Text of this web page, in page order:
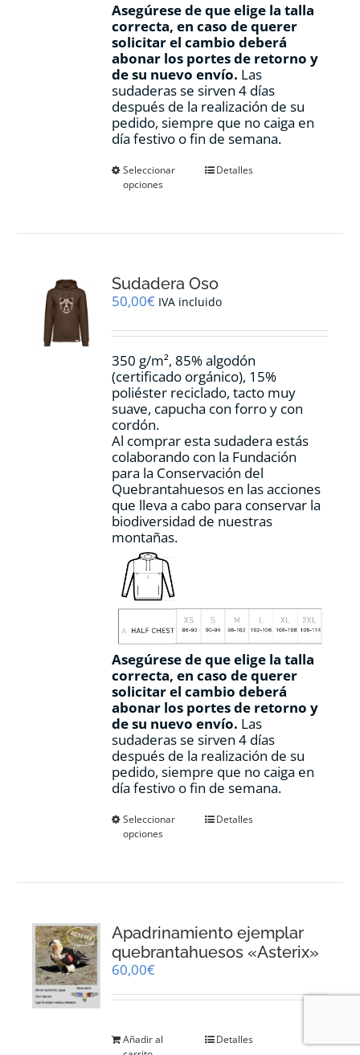
Asegúrese de que elige la talla
correcta, en caso de querer
solicitar el cambio deberá
abonar los portes de retorno y
de su nuevo envío. Las
sudaderas se sirven 4 días
después de la realización de su
pedido, siempre que no caiga en
día festivo o fin de semana.
Seleccionar
opciones
Este
se
pueden
en
página
de
producto
Detalles
Sudadera Oso
50,00€ IVA incluido
350 g/m², 85% algodón
(certificado orgánico), 15%
poliéster reciclado, tacto muy
suave, capucha con forro y con
cordón.
Al comprar esta sudadera estás
colaborando con la Fundación
para la Conservación del
Quebrantahuesos en las acciones
que lleva a cabo para conservar la
biodiversidad de nuestras
montañas.
Asegúrese de que elige la talla
correcta, en caso de querer
solicitar el cambio deberá
abonar los portes de retorno y
de su nuevo envío. Las
sudaderas se sirven 4 días
después de la realización de su
pedido, siempre que no caiga en
día festivo o fin de semana.
Seleccionar
opciones
Este
se
pueden
la
producto
Detalles
Apadrinamiento ejemplar
quebrantahuesos «Asterix»
60,00€
Añadir al
Detalles